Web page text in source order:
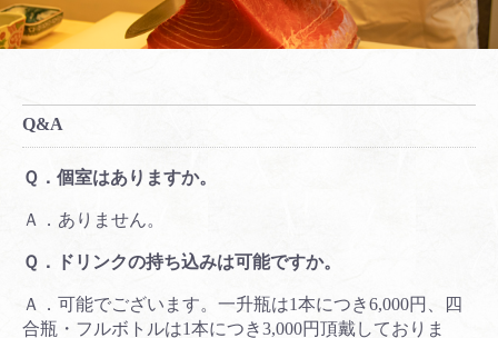
Q&A
Ｑ．個室はありますか。
Ａ．ありません。
Ｑ．ドリンクの持ち込みは可能ですか。
Ａ．可能でございます。一升瓶は1本につき6,000円、四
合瓶・フルボトルは1本につき3,000円頂戴しておりま